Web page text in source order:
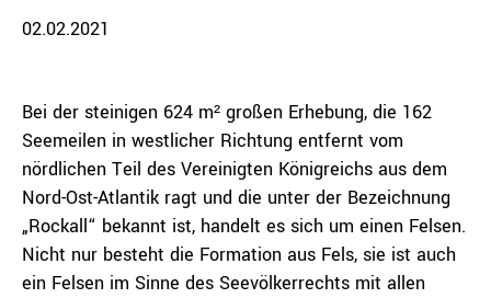
02.02.2021
Bei der steinigen 624 m² großen Erhebung, die 162
Seemeilen in westlicher Richtung entfernt vom
nördlichen Teil des Vereinigten Königreichs aus dem
Nord-Ost-Atlantik ragt und die unter der Bezeichnung
„Rockall“ bekannt ist, handelt es sich um einen Felsen.
Nicht nur besteht die Formation aus Fels, sie ist auch
ein Felsen im Sinne des Seevölkerrechts mit allen